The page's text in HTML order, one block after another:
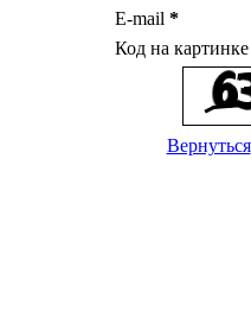
E-mail *
Код на
Вернуться